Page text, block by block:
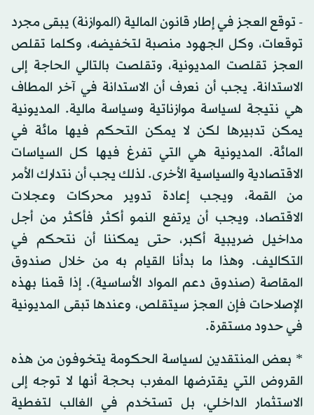
- توقع العجز في إطار قانون المالية (الموازنة) يبقى مجرد
توقعات، وكل الجهود منصبة لتخفيضه، وكلما تقلص
العجز تقلصت المديونية، وتقلصت بالتالي الحاجة إلى
الاستدانة. يجب أن نعرف أن الاستدانة في آخر المطاف
هي نتيجة لسياسة موازناتية وسياسة مالية. المديونية
يمكن تدبيرها لكن لا يمكن التحكم فيها مائة في
المائة. المديونية هي التي تفرغ فيها كل السياسات
الاقتصادية والسياسية الأخرى. لذلك يجب أن نتدارك الأمر
من القمة، ويجب إعادة تدوير محركات وعجلات
الاقتصاد، ويجب أن يرتفع النمو أكثر فأكثر من أجل
مداخيل ضريبية أكبر، حتى يمكننا أن نتحكم في
التكاليف. وهذا ما بدأنا القيام به من خلال صندوق
المقاصة (صندوق دعم المواد الأساسية). إذا قمنا بهذه
الإصلاحات فإن العجز سيتقلص، وعندها تبقى المديونية
في حدود مستقرة.
* بعض المنتقدين لسياسة الحكومة يتخوفون من هذه
القروض التي يقترضها المغرب بحجة أنها لا توجه إلى
الاستثمار الداخلي، بل تستخدم في الغالب لتغطية